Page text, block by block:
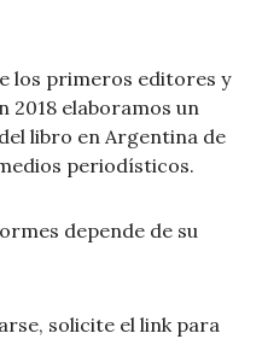
los primeros editores y
elaboramos un
libro en Argentina de
periodísticos.
depende de su
solicite el link para